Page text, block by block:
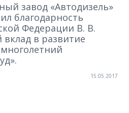
завод «Автодизель»
благодарность
Федерации В. В.
в развитие
15.05.2017